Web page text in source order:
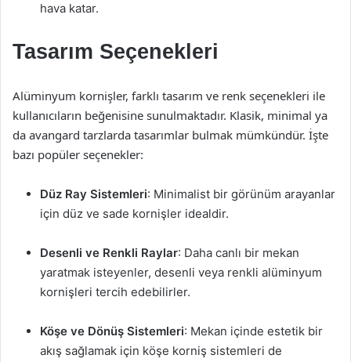
hava katar.
Tasarım Seçenekleri
Alüminyum kornişler, farklı tasarım ve renk seçenekleri ile
kullanıcıların beğenisine sunulmaktadır. Klasik, minimal ya
da avangard tarzlarda tasarımlar bulmak mümkündür. İşte
bazı popüler seçenekler:
Düz Ray Sistemleri: Minimalist bir görünüm arayanlar
için düz ve sade kornişler idealdir.
Desenli ve Renkli Raylar: Daha canlı bir mekan
yaratmak isteyenler, desenli veya renkli alüminyum
kornişleri tercih edebilirler.
Köşe ve Dönüş Sistemleri: Mekan içinde estetik bir
akış sağlamak için köşe korniş sistemleri de